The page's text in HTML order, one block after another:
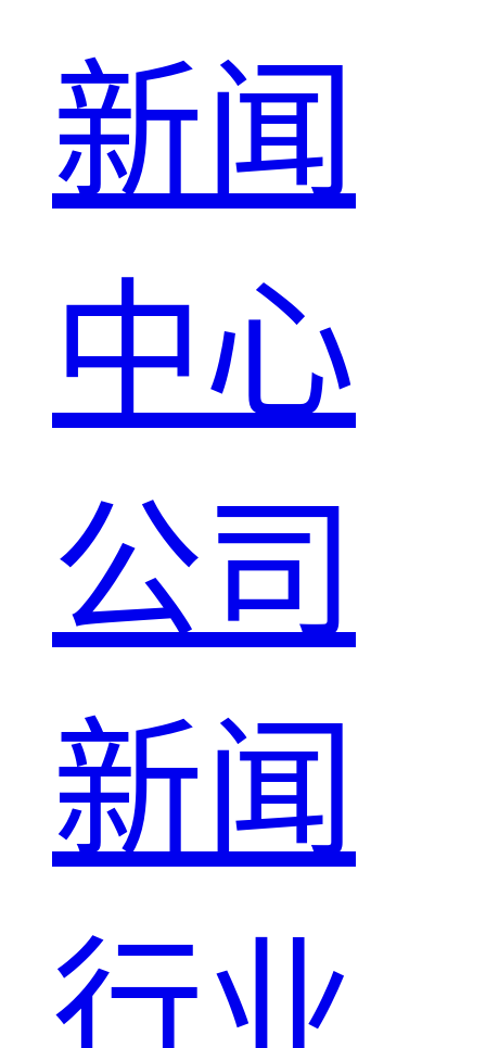
新闻
中心
公司
新闻
行业